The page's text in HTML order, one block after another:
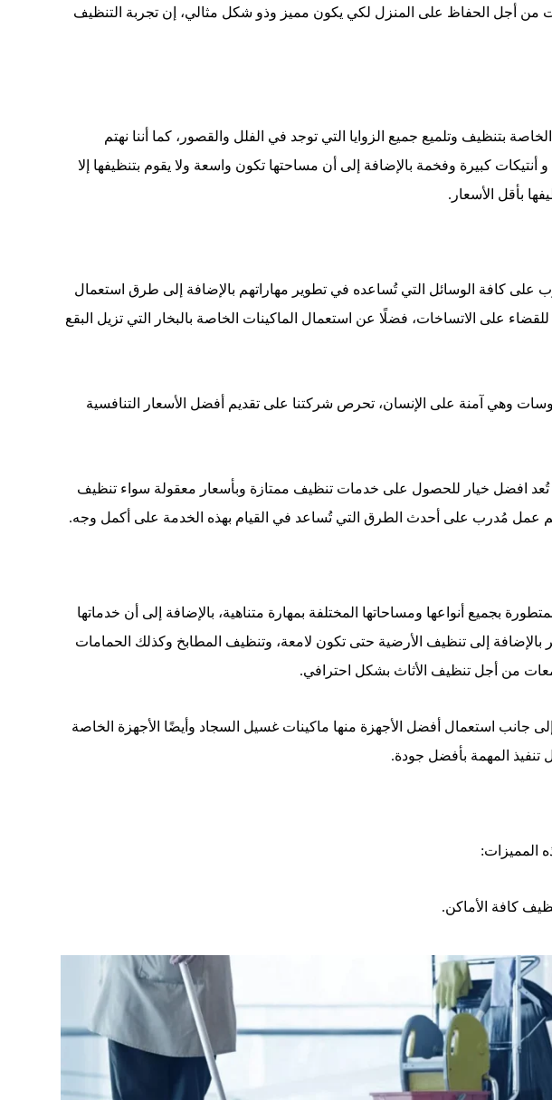
من أجل الحفاظ على المنزل لكي يكون مميز وذو شكل مثالي، إن تجربة التنظيف
بتنظيف وتلميع جميع الزوايا التي توجد في الفلل والقصور، كما أننا نهتم
كبيرة وفخمة بالإضافة إلى أن مساحتها تكون واسعة ولا يقوم بتنظيفها إلا
بأقل الأسعار.
كافة الوسائل التي تُساعده في تطوير مهاراتهم بالإضافة إلى طرق استعمال
على الاتساخات، فضلًا عن استعمال الماكينات الخاصة بالبخار التي تزيل البقع
وهي آمنة على الإنسان، تحرص شركتنا على تقديم أفضل الأسعار التنافسية
تُعد افضل خيار للحصول على خدمات تنظيف ممتازة وبأسعار معقولة سواء تنظيف
عمل مُدرب على أحدث الطرق التي تُساعد في القيام بهذه الخدمة على أكمل وجه.
بجميع أنواعها ومساحاتها المختلفة بمهارة متناهية، بالإضافة إلى أن خدماتها
إلى تنظيف الأرضية حتى تكون لامعة، وتنظيف المطابخ وكذلك الحمامات
من أجل تنظيف الأثاث بشكل احترافي.
جانب استعمال أفضل الأجهزة منها ماكينات غسيل السجاد وأيضًا الأجهزة الخاصة
المهمة بأفضل جودة.
المميزات:
كافة الأماكن.